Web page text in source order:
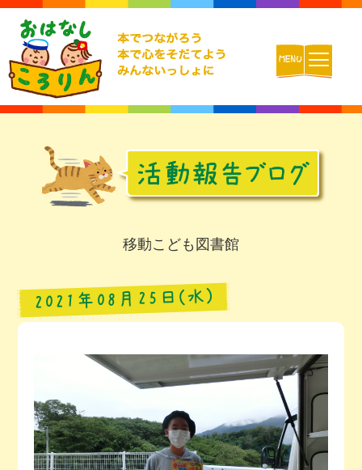
おはなしころりんとは
活動報告ブログ
活動場所のご案内
移動こども図書館
2021年08月25日(水)